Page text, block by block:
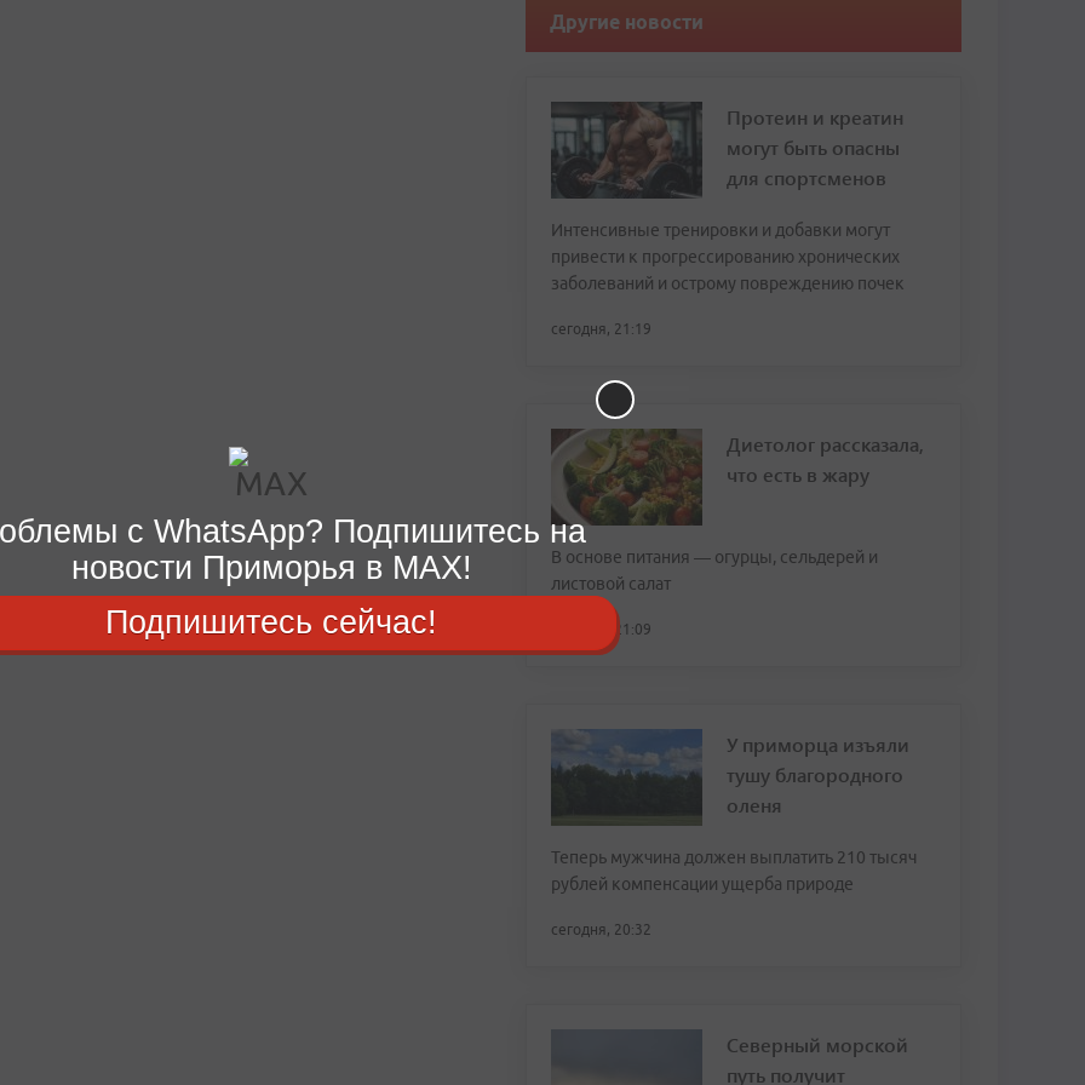
Другие новости
Протеин и креатин
могут быть опасны
для спортсменов
Интенсивные тренировки и добавки могут
привести к прогрессированию хронических
заболеваний и острому повреждению почек
сегодня, 21:19
Диетолог рассказала,
что есть в жару
В основе питания — огурцы, сельдерей и
листовой салат
сегодня, 21:09
У приморца изъяли
тушу благородного
оленя
Теперь мужчина должен выплатить 210 тысяч
рублей компенсации ущерба природе
сегодня, 20:32
Северный морской
путь получит
с WhatsApp? Подпишитесь на
новости Приморья в MAX!
Подпишитесь сейчас!